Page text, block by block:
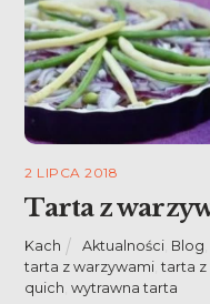
2 LIPCA 2018
Tarta z
Kach Aktualności Blog
tarta z warzywami ,tarta z
quich ,wytrawna tarta